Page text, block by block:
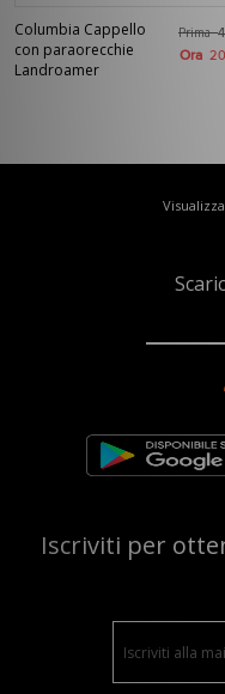
Columbia Cappello
con paraorecchie
Landroamer
Prima
Ora
Iscriviti per